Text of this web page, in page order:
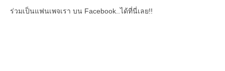
ร่วมเป็นแฟนเพจเรา บน Facebook..ได้ที่นี่เลย!!